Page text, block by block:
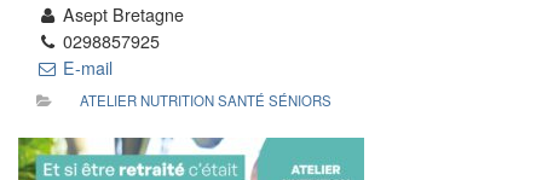
Asept Bretagne
0298857925
E-mail
ATELIER NUTRITION SANTÉ SÉNIORS